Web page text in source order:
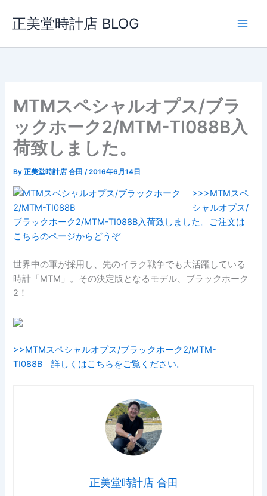
ス
正美堂時計店 BLOG
MTMスペシャルオプス/ブラ
ックホーク2/MTM-TI088B入
荷致しました。
By正美堂時計店 合田/2016年6月14日
>>>MTMスペ
シャルオプス/
ブラックホーク2/MTM-TI088B入荷致しました。ご注文は
こちらのページからどうぞ
世界中の軍が採用し、先のイラク戦争でも大活躍している
時計「MTM」。その決定版となるモデル、ブラックホーク
2！
>>MTMスペシャルオプス/ブラックホーク2/MTM-
TI088B 詳しくはこちらをご覧ください。
正美堂時計店 合田